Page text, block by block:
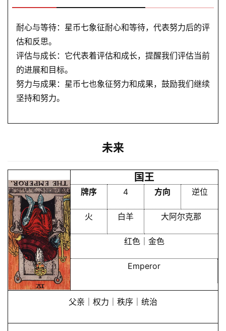
耐心与等待：星币七象征耐心和等待，代表努力后的评
估和反思。
评估与成长：它代表着评估和成长，提醒我们评估当前
的进展和目标。
努力与成果：星币七也象征努力和成果，鼓励我们继续
坚持和努力。
未来
国王
牌序 4 方向 逆位
火 白羊 大阿尔克那
红色｜金色
Emperor
父亲｜权力｜秩序｜统治